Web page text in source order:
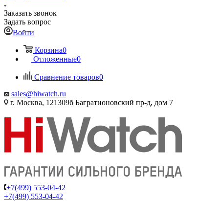
Заказать звонок
Задать вопрос
Войти
Корзина0
Отложенные0
Сравнение товаров0
sales@hiwatch.ru
г. Москва, 121309б Багратионовский пр-д, дом 7
+7(499) 553-04-42
+7(499) 553-04-42